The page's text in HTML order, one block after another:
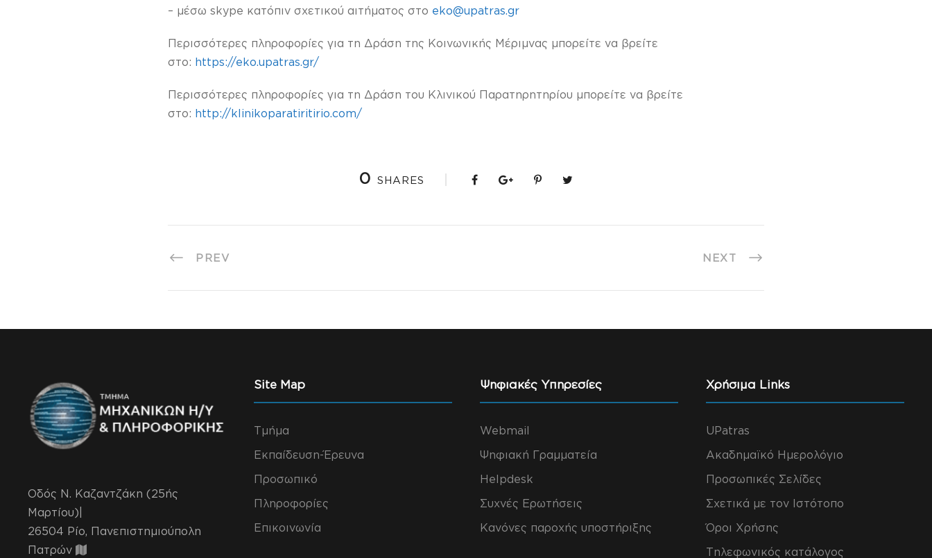
– μέσω skype κατόπιν σχετικού αιτήματος στο eko@upatras.gr
Περισσότερες πληροφορίες για τη Δράση της Κοινωνικής Μέριμνας μπορείτε να βρείτε
στο: https://eko.upatras.gr/
Περισσότερες πληροφορίες για τη Δράση του Κλινικού Παρατηρητηρίου μπορείτε να βρείτε
στο: http://klinikoparatiritirio.com/
0 SHARES
PREV NEXT
Οδός Ν. Καζαντζάκη (25ής
Μαρτίου)|
26504 Ρίο, Πανεπιστημιούπολη
Πατρών
Site Map
Τμήμα
Εκπαίδευση-Έρευνα
Προσωπικό
Πληροφορίες
Επικοινωνία
Ψηφιακές Υπηρεσίες
Webmail
Ψηφιακή Γραμματεία
Helpdesk
Συχνές Ερωτήσεις
Κανόνες παροχής υποστήριξης
Χρήσιμα Links
UPatras
Ακαδημαϊκό Ημερολόγιο
Προσωπικές Σελίδες
Σχετικά με τον Ιστότοπο
Όροι Χρήσης
Τηλεφωνικός κατάλογος